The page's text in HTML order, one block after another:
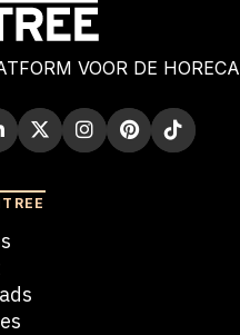
VOOR DE HORECA